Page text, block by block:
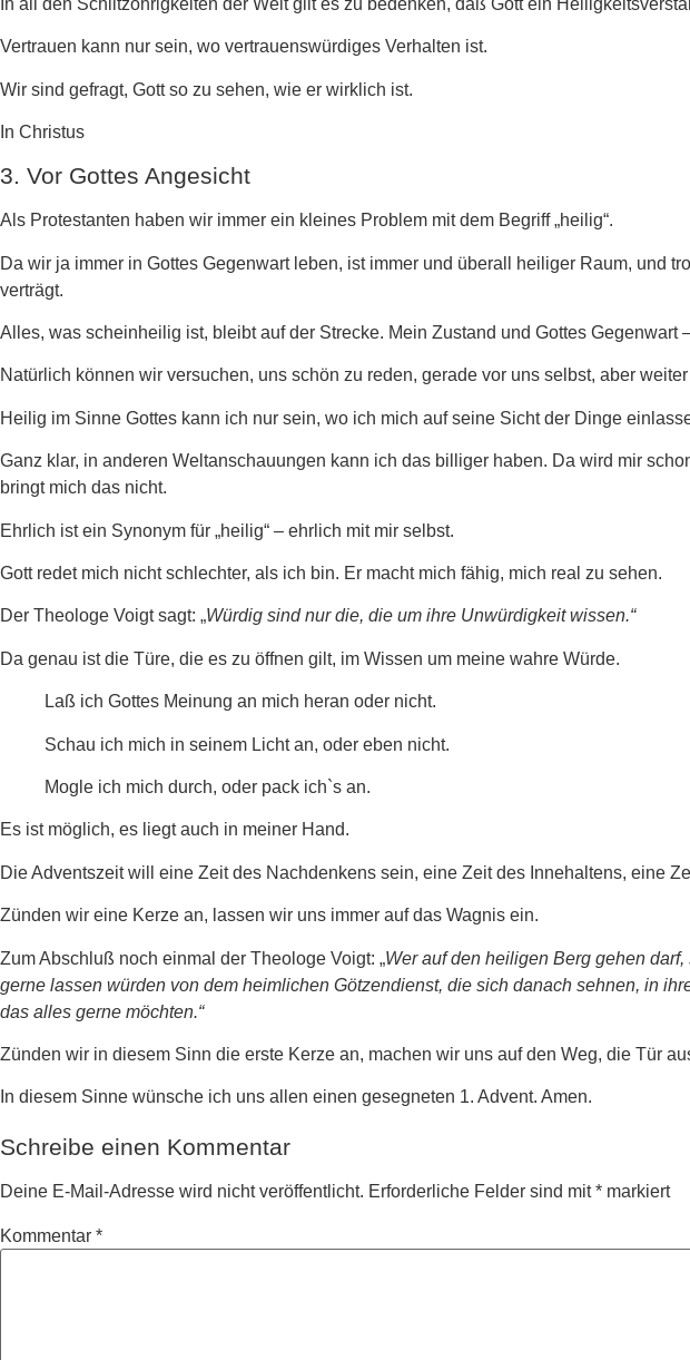
Vertrauen kann nur sein, wo vertrauenswürdiges Verhalten ist.
Wir sind gefragt, Gott so zu sehen, wie er wirklich ist.
In Christus
3. Vor Gottes Angesicht
Als Protestanten haben wir immer ein kleines Problem mit dem Begriff „heilig“.
Da wir ja immer in Gottes Gegenwart leben, ist immer und überall heiliger Raum, und
verträgt.
Alles, was scheinheilig ist, bleibt auf der Strecke. Mein Zustand und Gottes Gegenwart
Natürlich können wir versuchen, uns schön zu reden, gerade vor uns selbst, aber
Heilig im Sinne Gottes kann ich nur sein, wo ich mich auf seine Sicht der Dinge
Ganz klar, in anderen Weltanschauungen kann ich das billiger haben. Da wird mir
bringt mich das nicht.
Ehrlich ist ein Synonym für „heilig“ – ehrlich mit mir selbst.
Gott redet mich nicht schlechter, als ich bin. Er macht mich fähig, mich real zu sehen.
Der Theologe Voigt sagt: „Würdig sind nur die, die um ihre Unwürdigkeit wissen.“
Da genau ist die Türe, die es zu öffnen gilt, im Wissen um meine wahre Würde.
Laß ich Gottes Meinung an mich heran oder nicht.
Schau ich mich in seinem Licht an, oder eben nicht.
Mogle ich mich durch, oder pack ich`s an.
Es ist möglich, es liegt auch in meiner Hand.
Die Adventszeit will eine Zeit des Nachdenkens sein, eine Zeit des Innehaltens, eine
Zünden wir eine Kerze an, lassen wir uns immer auf das Wagnis ein.
Zum Abschluß noch einmal der Theologe Voigt: „Wer auf den heiligen Berg gehen
gerne lassen würden von dem heimlichen Götzendienst, die sich danach sehnen, in
das alles gerne möchten.“
Zünden wir in diesem Sinn die erste Kerze an, machen wir uns auf den Weg, die Tür
In diesem Sinne wünsche ich uns allen einen gesegneten 1. Advent. Amen.
Schreibe einen Kommentar
Deine E-Mail-Adresse wird nicht veröffentlicht. Erforderliche Felder sind mit* markiert
Kommentar *